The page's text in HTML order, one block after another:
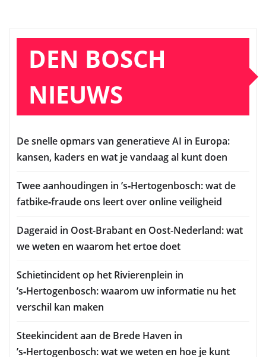
DEN BOSCH
NIEUWS
De snelle opmars van generatieve AI in Europa:
kansen, kaders en wat je vandaag al kunt doen
Twee aanhoudingen in ’s‑Hertogenbosch: wat de
fatbike‑fraude ons leert over online veiligheid
Dageraid in Oost-Brabant en Oost-Nederland: wat
we weten en waarom het ertoe doet
Schietincident op het Rivierenplein in
’s‑Hertogenbosch: waarom uw informatie nu het
verschil kan maken
Steekincident aan de Brede Haven in
’s‑Hertogenbosch: wat we weten en hoe je kunt